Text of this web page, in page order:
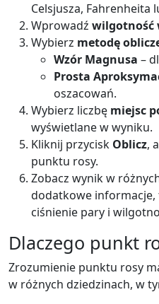
Celsjusza, Fahrenheita
Wprowadź wilgotność
Wybierz metodę
Wzór Magnusa –
Prosta
oszacowań.
Wybierz liczbę miejsc
wyświetlane w wyniku.
Kliknij przycisk Oblicz,
punktu rosy.
Zobacz wynik w
dodatkowe informacje,
ciśnienie pary i
Dlaczego punkt
Zrozumienie punktu rosy
w różnych dziedzinach, w